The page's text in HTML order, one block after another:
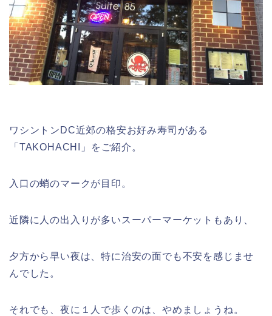
ワシントンDC近郊の格安お好み寿司がある
「TAKOHACHI」をご紹介。
入口の蛸のマークが目印。
近隣に人の出入りが多いスーパーマーケットもあり、
夕方から早い夜は、特に治安の面でも不安を感じませ
んでした。
それでも、夜に１人で歩くのは、やめましょうね。